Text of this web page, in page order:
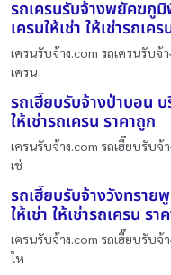
รถเครนรับจ้างพยัคฆภู
เครนให้เช่า ให้เช่ารถเค
เครนรับจ้าง.com รถเครนรับ
เครน
รถเฮี๊ยบรับจ้างป่าบอน บ
ให้เช่ารถเครน ราคาถูก
เครนรับจ้าง.com รถเฮี๊ยบรับจ้
เช่
รถเฮี๊ยบรับจ้างวังทราย
ให้เช่า ให้เช่ารถเครน รา
เครนรับจ้าง.com รถเฮี๊ยบรับจ้
ให